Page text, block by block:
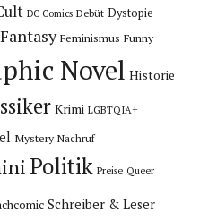
DC Comics Debüt Dystopie
Fantasy Feminismus Funny
Novel Historie
Krimi LGBTQIA+
Mystery Nachruf
Politik Preise Queer
Schreiber & Leser